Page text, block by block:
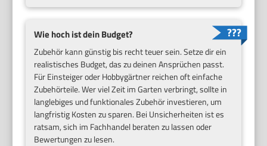
Wie hoch ist dein Budget?
Zubehör kann günstig bis recht teuer sein. Setze dir ein
realistisches Budget, das zu deinen Ansprüchen passt.
Für Einsteiger oder Hobbygärtner reichen oft einfache
Zubehörteile. Wer viel Zeit im Garten verbringt, sollte in
langlebiges und funktionales Zubehör investieren, um
langfristig Kosten zu sparen. Bei Unsicherheiten ist es
ratsam, sich im Fachhandel beraten zu lassen oder
Bewertungen zu lesen.